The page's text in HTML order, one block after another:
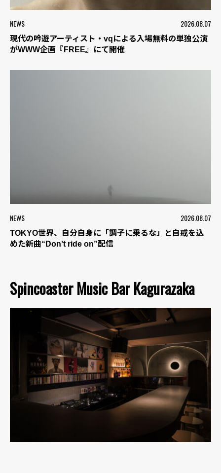
NEWS 2026.08.07
現代の吟遊アーティスト・vqによる入場無料の単独公演
がWWW企画『FREE』にて開催
NEWS 2026.08.07
TOKYO世界、自分自身に「調子に乗るな」と自戒を込
めた新曲“Don’t ride on”配信
Spincoaster Music Bar Kagurazaka